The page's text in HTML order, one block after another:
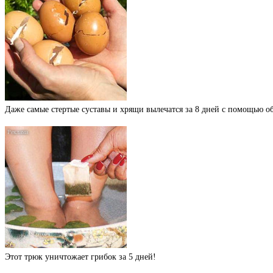
Даже самые стертые суставы и хрящи вылечатся за 8 дней с помощью
Этот трюк уничтожает грибок за 5 дней!